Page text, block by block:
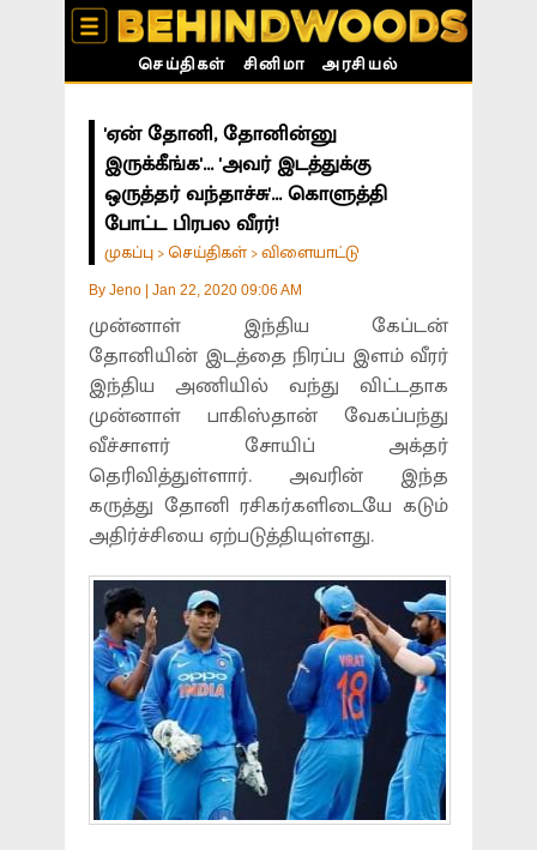
செய்திகள் சினிமா அரசியல்
'ஏன் தோனி, தோனின்னு
இருக்கீங்க'... 'அவர் இடத்துக்கு
ஒருத்தர் வந்தாச்சு'... கொளுத்தி
போட்ட பிரபல வீரர்!
முகப்பு >செய்திகள் >விளையாட்டு
By Jeno Jan 22, 2020 09:06 AM
முன்னாள் இந்திய கேப்டன்
தோனியின் இடத்தை நிரப்ப இளம் வீரர்
இந்திய அணியில் வந்து விட்டதாக
முன்னாள் பாகிஸ்தான் வேகப்பந்து
வீச்சாளர் சோயிப் அக்தர்
தெரிவித்துள்ளார். அவரின் இந்த
கருத்து தோனி ரசிகர்களிடையே கடும்
அதிர்ச்சியை ஏற்படுத்தியுள்ளது.